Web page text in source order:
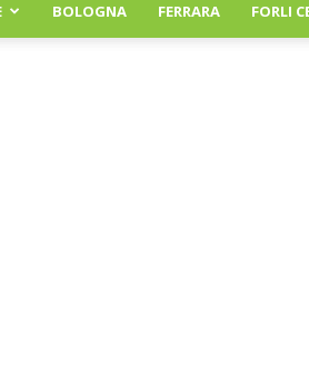
BOLOGNA FERRARA FORLI